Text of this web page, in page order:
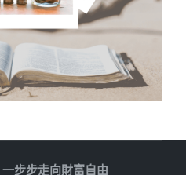
一步步走向財富自由